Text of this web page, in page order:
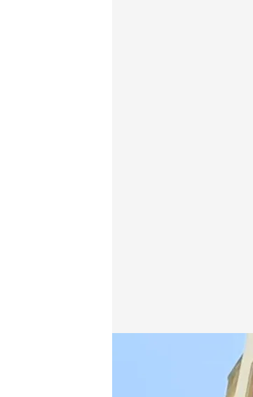
Investigan un posible caso de
Redacción digital
15 JUN 2025 - 14:34h.